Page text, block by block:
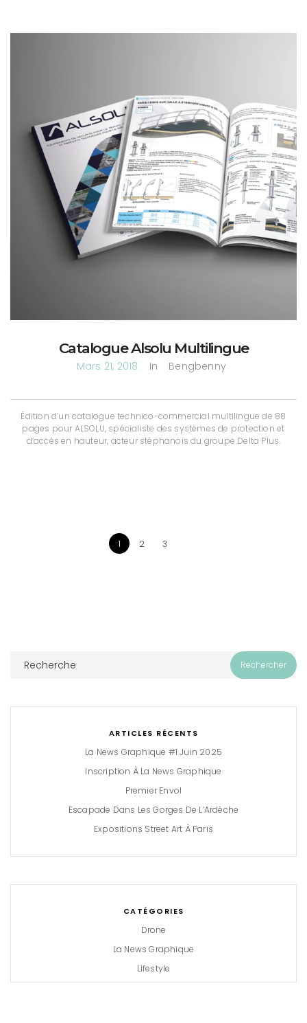
Catalogue Alsolu Multilingue
Mars 21, 2018 In Bengbenny
Édition d’un catalogue technico-commercial multilingue de 88
pages pour ALSOLU, spécialiste des systèmes de protection et
d’accès en hauteur, acteur stéphanois du groupe Delta Plus.
1 2 3
ARTICLES RÉCENTS
La News Graphique #1 Juin 2025
Inscription À La News Graphique
Premier Envol
Escapade Dans Les Gorges De L’Ardèche
Expositions Street Art À Paris
CATÉGORIES
Drone
La News Graphique
Lifestyle